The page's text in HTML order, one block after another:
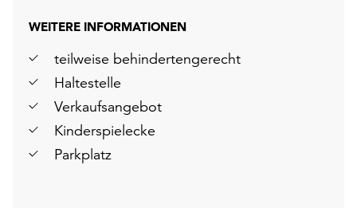
WEITERE INFORMATIONEN
teilweise behindertengerecht
Haltestelle
Verkaufsangebot
Kinderspielecke
Parkplatz